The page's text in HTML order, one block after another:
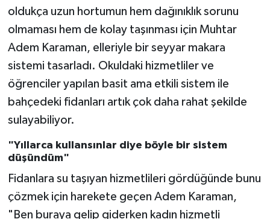
oldukça uzun hortumun hem dağınıklık sorunu
olmaması hem de kolay taşınması için Muhtar
Adem Karaman, elleriyle bir seyyar makara
sistemi tasarladı. Okuldaki hizmetliler ve
öğrenciler yapılan basit ama etkili sistem ile
bahçedeki fidanları artık çok daha rahat şekilde
sulayabiliyor.
"Yıllarca kullansınlar diye böyle bir sistem
düşündüm"
Fidanlara su taşıyan hizmetlileri gördüğünde bunu
çözmek için harekete geçen Adem Karaman,
"Ben buraya gelip giderken kadın hizmetli